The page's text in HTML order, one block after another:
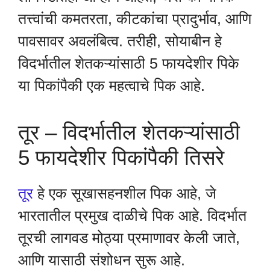
तत्त्वांची कमतरता, कीटकांचा प्रादुर्भाव, आणि
पावसावर अवलंबित्व. तरीही, सोयाबीन हे
विदर्भातील शेतकऱ्यांसाठी 5 फायदेशीर पिके
या पिकांपैकी एक महत्वाचे पिक आहे.
तूर – विदर्भातील शेतकऱ्यांसाठी
5 फायदेशीर पिकांपैकी तिसरे
तूरहे एक सूखासहनशील पिक आहे, जे
भारतातील प्रमुख दाळीचे पिक आहे. विदर्भात
तूरची लागवड मोठ्या प्रमाणावर केली जाते,
आणि यासाठी संशोधन सुरू आहे.